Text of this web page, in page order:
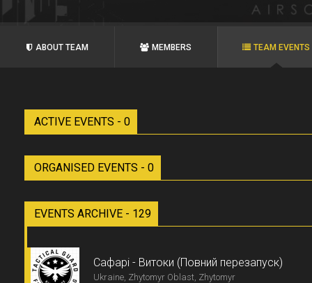
ABOUT TEAM MEMBERS TEAM EVENTS
ACTIVE EVENTS - 0
ORGANISED EVENTS - 0
EVENTS ARCHIVE - 129
Сaфарі - Витоки (Повний перезапуск)
Ukraine, Zhytomyr Oblast, Zhytomyr